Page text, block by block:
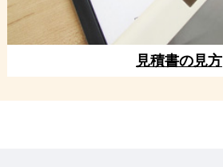
見積書の見方